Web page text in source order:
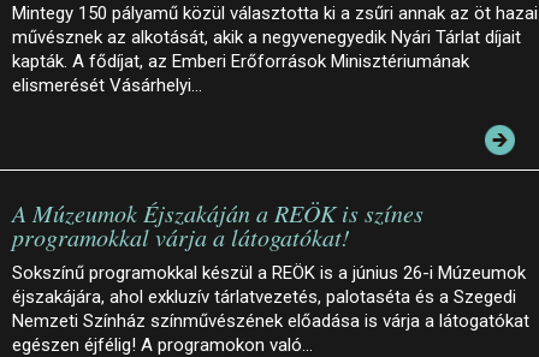
Mintegy 150 pályamű közül választotta ki a zsűri annak az öt hazai
művésznek az alkotását, akik a negyvenegyedik Nyári Tárlat díjait
kapták. A fődíjat, az Emberi Erőforrások Minisztériumának
elismerését Vásárhelyi…
A Múzeumok Éjszakáján a REÖK is színes
programokkal várja a látogatókat!
Sokszínű programokkal készül a REÖK is a június 26-i Múzeumok
éjszakájára, ahol exkluzív tárlatvezetés, palotaséta és a Szegedi
Nemzeti Színház színművészének előadása is várja a látogatókat
egészen éjfélig! A programokon való…